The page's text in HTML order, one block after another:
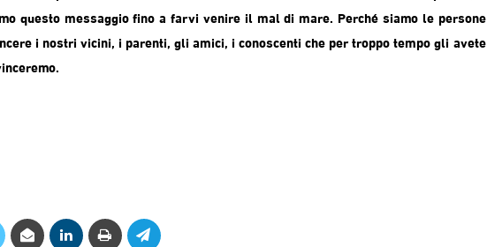
questo messaggio fino a farvi venire il mal di mare. Perché siamo le persone
i nostri vicini, i parenti, gli amici, i conoscenti che per troppo tempo gli avete